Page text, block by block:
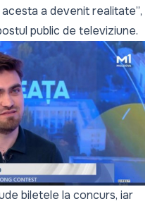
a devenit realitate”,
public de televiziune.
biletele la concurs, iar